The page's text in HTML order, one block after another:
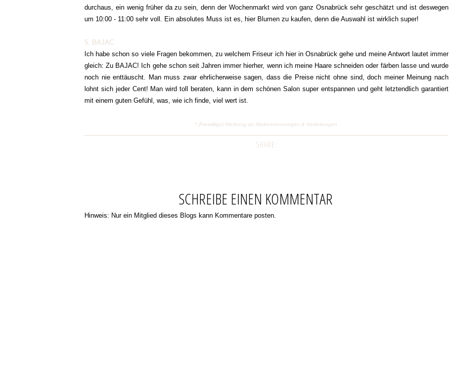
durchaus, ein wenig früher da zu sein, denn der Wochenmarkt wird von ganz Osnabrück sehr geschätzt und ist deswegen
um 10:00 - 11:00 sehr voll. Ein absolutes Muss ist es, hier Blumen zu kaufen, denn die Auswahl ist wirklich super!
5. BAJAC
Ich habe schon so viele Fragen bekommen, zu welchem Friseur ich hier in Osnabrück gehe und meine Antwort lautet immer
gleich: Zu BAJAC! Ich gehe schon seit Jahren immer hierher, wenn ich meine Haare schneiden oder färben lasse und wurde
noch nie enttäuscht. Man muss zwar ehrlicherweise sagen, dass die Preise nicht ohne sind, doch meiner Meinung nach
lohnt sich jeder Cent! Man wird toll beraten, kann in dem schönen Salon super entspannen und geht letztendlich garantiert
mit einem guten Gefühl, was, wie ich finde, viel wert ist.
* (Freiwillige) Werbung da Markennennungen & Verlinkungen
SHARE:
SCHREIBE EINEN KOMMENTAR
Hinweis: Nur ein Mitglied dieses Blogs kann Kommentare posten.